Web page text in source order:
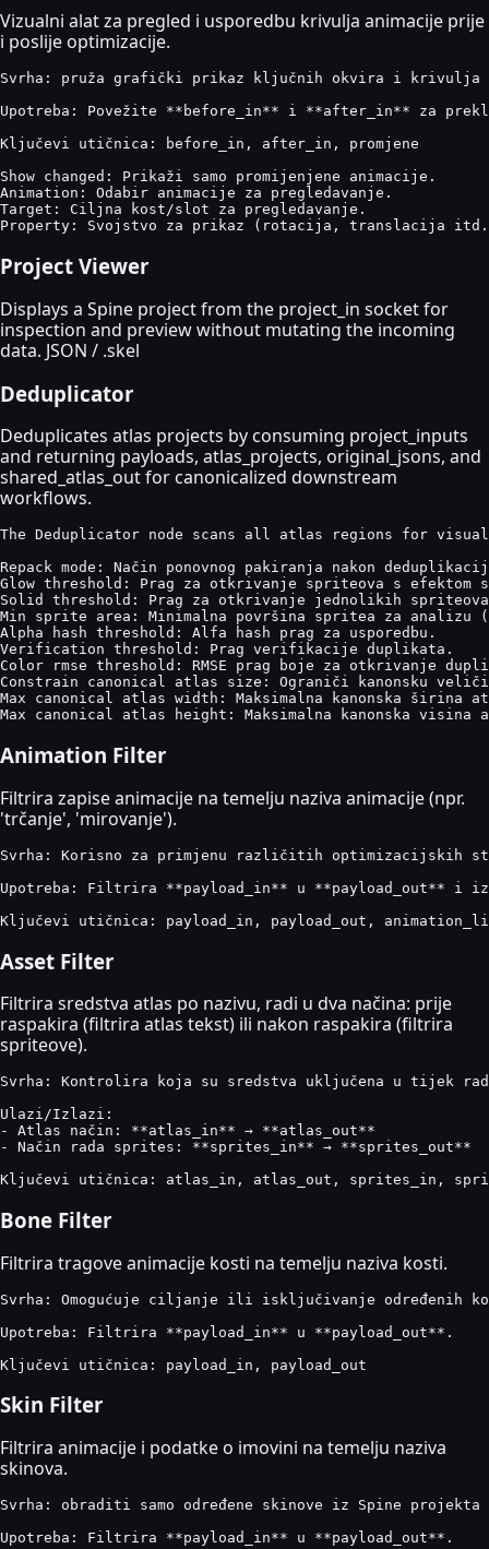
Vizualni alat za pregled i usporedbu krivulja animacije prije
i poslije optimizacije.
Svrha: pruža grafički prikaz ključnih okvira i krivulja
Upotreba: Povežite **before_in** i **after_in** za
Ključevi utičnica: before_in, after_in, promjene
Show changed: Prikaži samo promijenjene animacije.
Animation: Odabir animacije za pregledavanje.
Target: Ciljna kost/slot za pregledavanje.
Property: Svojstvo za prikaz (rotacija, translacija
Project Viewer
Displays a Spine project from the project_in socket for
inspection and preview without mutating the incoming
data. JSON / .skel
Deduplicator
Deduplicates atlas projects by consuming project_inputs
and returning payloads, atlas_projects, original_jsons, and
shared_atlas_out for canonicalized downstream
workflows.
The Deduplicator node scans all atlas regions for
Repack mode: Način ponovnog pakiranja nakon
Glow threshold: Prag za otkrivanje spriteova s efektom
Solid threshold: Prag za otkrivanje jednolikih
Min sprite area: Minimalna površina spritea za analizu
Alpha hash threshold: Alfa hash prag za usporedbu.
Verification threshold: Prag verifikacije duplikata.
Color rmse threshold: RMSE prag boje za otkrivanje
Constrain canonical atlas size: Ograniči kanonsku
Max canonical atlas width: Maksimalna kanonska širina
Max canonical atlas height: Maksimalna kanonska visina
Animation Filter
Filtrira zapise animacije na temelju naziva animacije (npr.
'trčanje', 'mirovanje').
Svrha: Korisno za primjenu različitih optimizacijskih
Upotreba: Filtrira **payload_in** u **payload_out** i
Ključevi utičnica: payload_in, payload_out,
Asset Filter
Filtrira sredstva atlas po nazivu, radi u dva načina: prije
raspakira (filtrira atlas tekst) ili nakon raspakira (filtrira
spriteove).
Svrha: Kontrolira koja su sredstva uključena u tijek
Ulazi/Izlazi:
- Atlas način: **atlas_in** → **atlas_out**
- Način rada sprites: **sprites_in** → **sprites_out**
Ključevi utičnica: atlas_in, atlas_out, sprites_in,
Bone Filter
Filtrira tragove animacije kosti na temelju naziva kosti.
Svrha: Omogućuje ciljanje ili isključivanje određenih
Upotreba: Filtrira **payload_in** u **payload_out**.
Ključevi utičnica: payload_in, payload_out
Skin Filter
Filtrira animacije i podatke o imovini na temelju naziva
skinova.
Svrha: obraditi samo određene skinove iz Spine
Upotreba: Filtrira **payload_in** u **payload_out**.